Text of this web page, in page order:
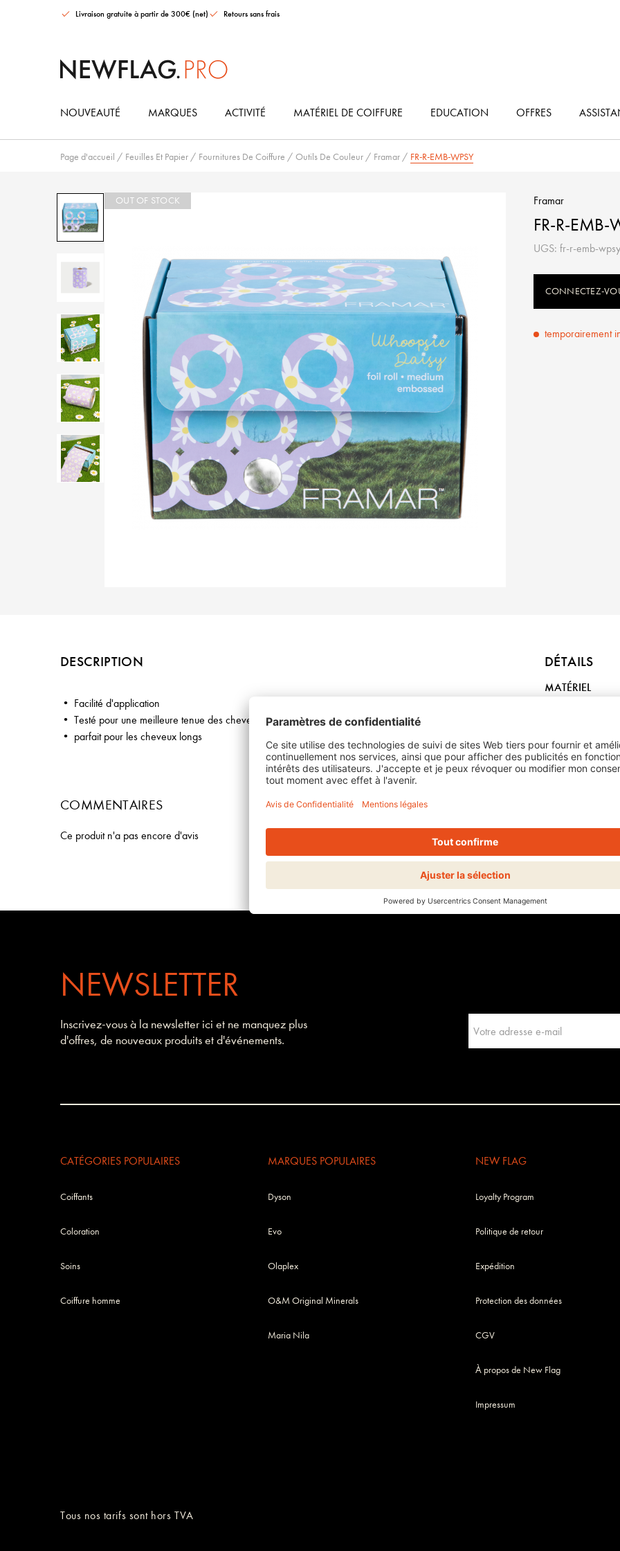
Livraison gratuite à partir de 300€ (net) Retours sans frais
NOUVEAUTÉ MARQUES ACTIVITÉ MATÉRIEL DE COIFFURE EDUCATION OFFRES
Page d'accueil / Feuilles Et Papier / Fournitures De Coiffure / Outils De Couleur / Framar / FR-R-EMB-WPSY
OUT OF STOCK Framar
FR-R-EMB-
UGS: fr-r-emb-wpsy
CONNECTEZ-
temporairement
DESCRIPTION
Facilité d'application
Testé pour une meilleure tenue des cheveux
parfait pour les cheveux longs
DÉTAILS
MATÉRIEL
INCI /
COMMENTAIRES
Ce produit n'a pas encore d'avis
NEWSLETTER
Inscrivez-vous à la newsletter ici et ne manquez plus
d'offres, de nouveaux produits et d'événements.
CATÉGORIES POPULAIRES
Coiffants
Coloration
Soins
Coiffure homme
MARQUES POPULAIRES
Dyson
Evo
Olaplex
O&M Original Minerals
Maria Nila
NEW FLAG
Loyalty Program
Politique de retour
Expédition
Protection des données
CGV
À propos de New Flag
Impressum
Tous nos tarifs sont hors TVA